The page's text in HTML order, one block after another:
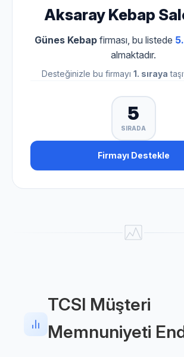
Aksaray Kebap
Günes Kebap firması, bu listede
almaktadır.
Desteğinizle bu firmayı 1. sıraya
5
SIRADA
Firmayı Destekle
TCSI Müşteri
Memnuniyeti